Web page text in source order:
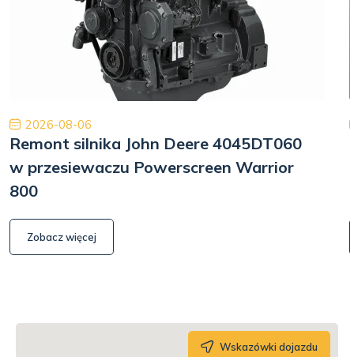
2026-08-06
Remont silnika John Deere 4045DT060
w przesiewaczu Powerscreen Warrior
800
Zobacz więcej
Wskazówki dojazdu